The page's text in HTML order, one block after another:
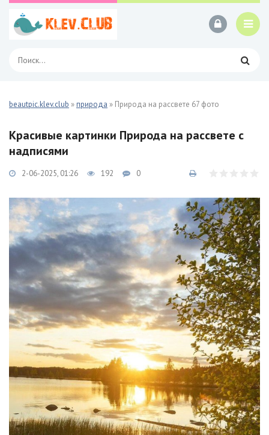
beautpic.klev.club »природа » Природа на рассвете 67 фото
Красивые картинки Природа на рассвете с
надписями
2-06-2025, 01:26 192 0